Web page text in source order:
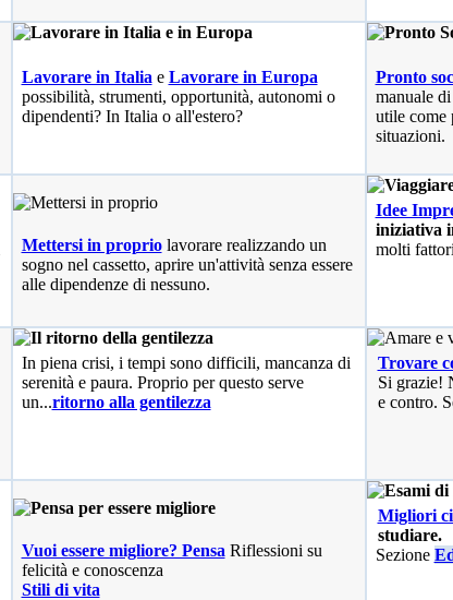
Lavorare in Italia e Lavorare in Europa
possibilità, strumenti, opportunità, autonomi o
dipendenti? In Italia o all'estero?
Pronto
manuale di
utile come
situazioni.
Mettersi in propriolavorare realizzando un
sogno nel cassetto, aprire un'attività senza essere
alle dipendenze di nessuno.
Idee
iniziativa
molti
In piena crisi, i tempi sono difficili, mancanza di
serenità e paura. Proprio per questo serve
un...ritorno alla gentilezza
Trovare
Si grazie!
e contro.
Vuoi essere migliore? Pensa Riflessioni su
felicità e conoscenza
Stili di vita
Migliori
studiare.
Sezione